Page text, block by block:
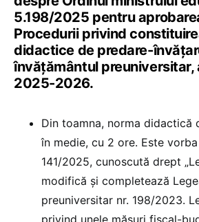
5.198/2025 pentru
Procedurii privind
didactice de predare-
învățământul preuniversitar,
2025-2026.
Din toamna, norma didactică
în medie, cu 2 ore. Este
141/2025, cunoscută drept
modifică și completează
preuniversitar nr. 198/2023.
privind unele măsuri fiscal-